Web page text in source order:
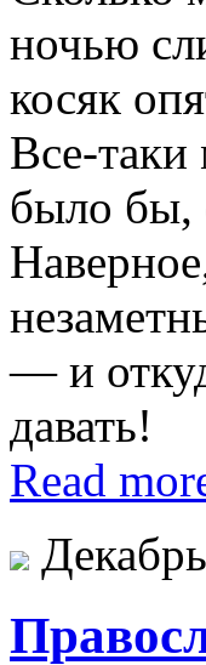
ночью
косяк
Все-таки
было бы,
— и
давать!
Read